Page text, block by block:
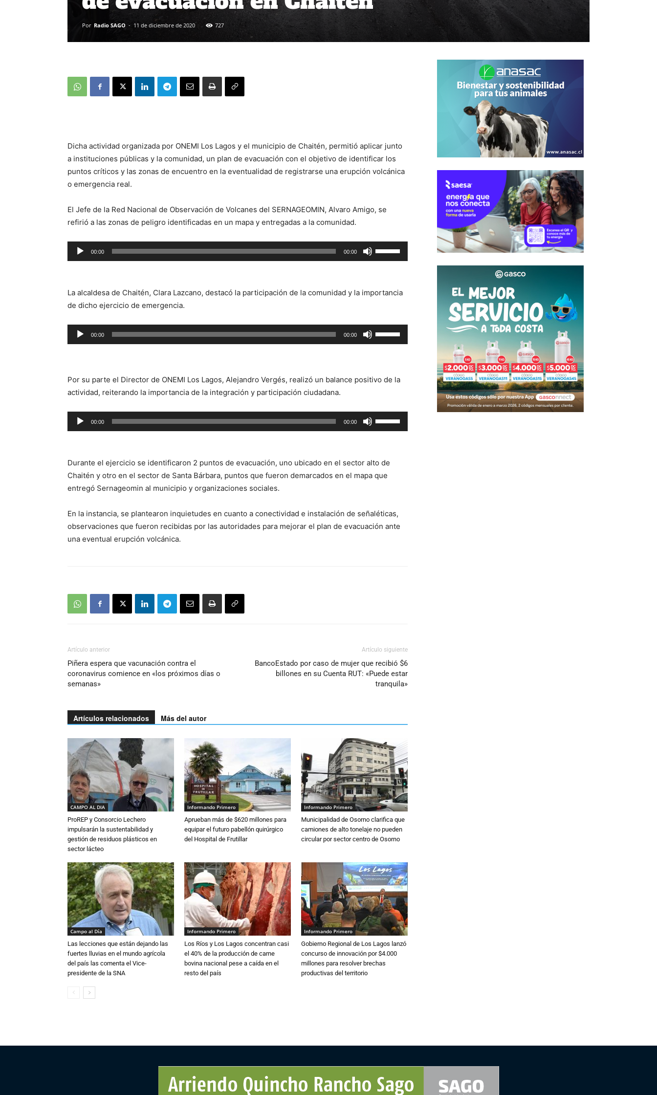
Por Radio SAGO - 11 de diciembre de 2020 727
Dicha actividad organizada por ONEMI Los Lagos y el municipio de Chaitén, permitió aplicar junto
a instituciones públicas y la comunidad, un plan de evacuación con el objetivo de identificar los
puntos críticos y las zonas de encuentro en la eventualidad de registrarse una erupción volcánica
o emergencia real.
El Jefe de la Red Nacional de Observación de Volcanes del SERNAGEOMIN, Alvaro Amigo, se
refirió a las zonas de peligro identificadas en un mapa y entregadas a la comunidad.
Reproductor
de
00:00 00:00
las
flecha
para
aumentar
La alcaldesa de Chaitén, Clara Lazcano, destacó la participación de la comunidad y la importancia
de dicho ejercicio de emergencia.
Reproductor
de
00:00 00:00
las
flecha
aumentar
o
Por su parte el Director de ONEMI Los Lagos, Alejandro Vergés, realizó un balance positivo de la
actividad, reiterando la importancia de la integración y participación ciudadana.
Reproductor
de
00:00 00:00
las
flecha
arriba/abajo
o
disminuir
Durante el ejercicio se identificaron 2 puntos de evacuación, uno ubicado en el sector alto de
Chaitén y otro en el sector de Santa Bárbara, puntos que fueron demarcados en el mapa que
entregó Sernageomin al municipio y organizaciones sociales.
En la instancia, se plantearon inquietudes en cuanto a conectividad e instalación de señaléticas,
observaciones que fueron recibidas por las autoridades para mejorar el plan de evacuación ante
una eventual erupción volcánica.
Artículo anterior
Piñera espera que vacunación contra el
coronavirus comience en «los próximos días o
semanas»
Artículo siguiente
BancoEstado por caso de mujer que recibió $6
billones en su Cuenta RUT: «Puede estar
tranquila»
Artículos relacionados Más del autor
CAMPO AL DIA
ProREP y Consorcio Lechero
impulsarán la sustentabilidad y
gestión de residuos plásticos en
sector lácteo
Informando Primero
Aprueban más de $620 millones para
equipar el futuro pabellón quirúrgico
del Hospital de Frutillar
Informando Primero
Municipalidad de Osorno clarifica que
camiones de alto tonelaje no pueden
circular por sector centro de Osorno
Campo al Día
Las lecciones que están dejando las
fuertes lluvias en el mundo agrícola
del país las comenta el Vice-
presidente de la SNA
Informando Primero
Los Ríos y Los Lagos concentran casi
el 40% de la producción de carne
bovina nacional pese a caída en el
resto del país
Informando Primero
Gobierno Regional de Los Lagos lanzó
concurso de innovación por $4.000
millones para resolver brechas
productivas del territorio